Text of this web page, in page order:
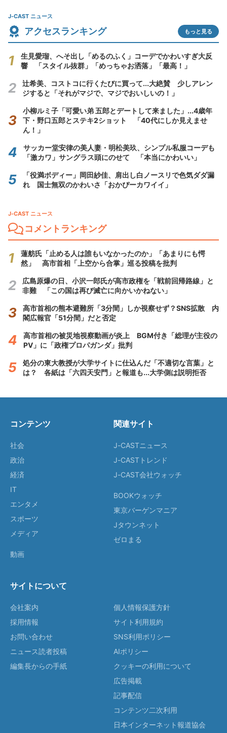
J-CAST ニュース
アクセスランキング もっと見る
生見愛瑠、へそ出し「めるのふく」コーデでかわいすぎ大反
響 「スタイル抜群」「めっちゃお洒落」「最高！」
辻希美、コストコに行くたびに買って...大絶賛 少しアレン
ジすると「それがマジで、マジでおいしいの！」
小柳ルミ子「可愛い弟 五郎とデートして来ました」...4歳年
下・野口五郎とステキ2ショット 「40代にしか見えませ
ん！」
サッカー堂安律の美人妻・明松美玖、シンプル私服コーデも
「激カワ」サングラス頭にのせて 「本当にかわいい」
「役満ボディー」岡田紗佳、肩出し白ノースリで色気ダダ漏
れ 国士無双のかわいさ「おかぴーカワイイ」
J-CAST ニュース
コメントランキング
蓮舫氏「止める人は誰もいなかったのか」「あまりにも愕
然」 高市首相「上空から合掌」巡る投稿を批判
広島原爆の日、小沢一郎氏が高市政権を「戦前回帰路線」と
非難 「この国は再び滅亡に向かいかねない」
高市首相の熊本避難所「3分間」しか視察せず？SNS拡散 内
閣広報官「51分間」だと否定
高市首相の被災地視察動画が炎上 BGM付き「総理が主役の
PV」に「政権プロパガンダ」批判
処分の東大教授が大学サイトに仕込んだ「不適切な言葉」と
は？ 各紙は「六四天安門」と報道も...大学側は説明拒否
コンテンツ
社会
政治
経済
IT
エンタメ
スポーツ
メディア
動画
関連サイト
J-CASTニュース
J-CASTトレンド
J-CAST会社ウォッチ
BOOKウォッチ
東京バーゲンマニア
Jタウンネット
ゼロまる
サイトについて
会社案内
採用情報
お問い合わせ
ニュース読者投稿
編集長からの手紙
個人情報保護方針
サイト利用規約
SNS利用ポリシー
AIポリシー
クッキーの利用について
広告掲載
記事配信
コンテンツ二次利用
日本インターネット報道協会